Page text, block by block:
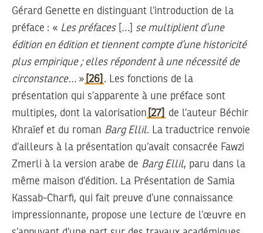
Gérard Genette en distinguant l’introduction de la
préface : « Les préfaces[…] se multiplient d’une
édition en édition et tiennent compte d’une historicité
plus empirique ; elles répondent à une nécessité de
circonstance… » [26] . Les fonctions de la
présentation qui s’apparente à une préface sont
multiples, dont la valorisation [27]
de l’auteur Béchir
Khraïef et du roman Barg Ellil. La traductrice renvoie
d’ailleurs à la présentation qu’avait consacrée Fawzi
Zmerli à la version arabe de Barg Ellil, paru dans la
même maison d’édition. La Présentation de Samia
Kassab-Charfi, qui fait preuve d’une connaissance
impressionnante, propose une lecture de l’œuvre en